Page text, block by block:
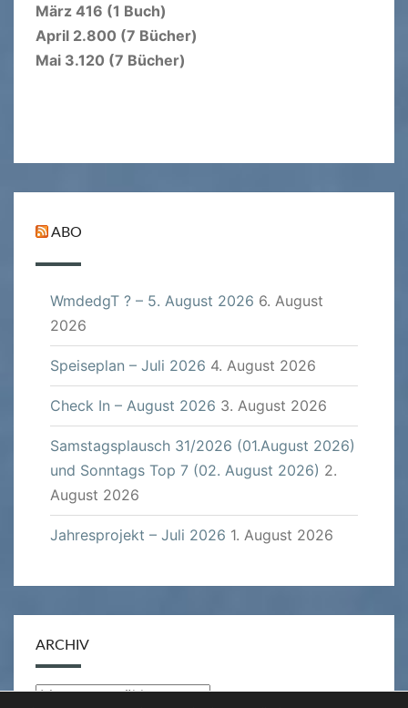
März 416 (1 Buch)
April 2.800 (7 Bücher)
Mai 3.120 (7 Bücher)
ABO
WmdedgT ? – 5. August 2026 6. August
2026
Speiseplan – Juli 2026 4. August 2026
Check In – August 2026 3. August 2026
Samstagsplausch 31/2026 (01.August 2026)
und Sonntags Top 7 (02. August 2026) 2.
August 2026
Jahresprojekt – Juli 2026 1. August 2026
ARCHIV
Archiv